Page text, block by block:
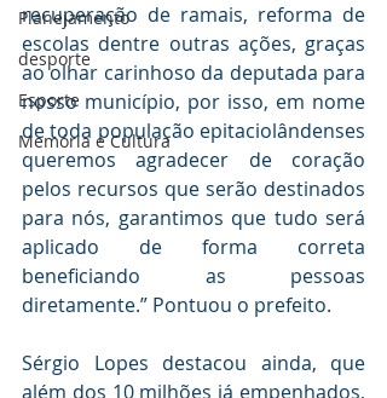
Planejamento
desporte
Esporte
Memória e Cultura
recuperação de ramais, reforma de
escolas dentre outras ações, graças
ao olhar carinhoso da deputada para
nosso município, por isso, em nome
de toda população epitaciolândenses
queremos agradecer de coração
pelos recursos que serão destinados
para nós, garantimos que tudo será
aplicado de forma correta
beneficiando as pessoas
diretamente.” Pontuou o prefeito.
Sérgio Lopes destacou ainda, que
além dos 10 milhões já empenhados,